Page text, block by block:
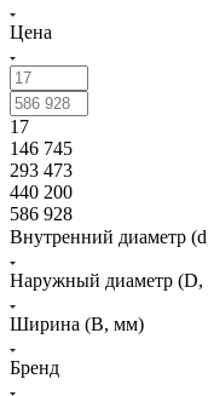
Цена
17
146 745
293 473
440 200
586 928
Внутренний диаметр
Наружный диаметр
Ширина (B, мм)
Бренд